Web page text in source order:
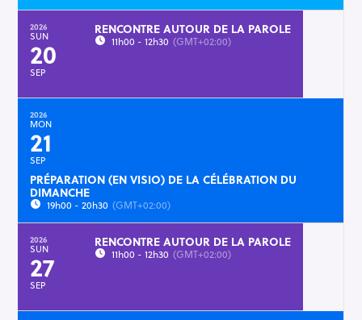
2026
SUN
20
SEP
RENCONTRE AUTOUR DE LA PAROLE
11h00 - 12h30 (GMT+02:00)
2026
MON
21
SEP
PRÉPARATION (EN VISIO) DE LA CÉLÉBRATION DU
DIMANCHE
19h00 - 20h30 (GMT+02:00)
2026
SUN
27
SEP
RENCONTRE AUTOUR DE LA PAROLE
11h00 - 12h30 (GMT+02:00)